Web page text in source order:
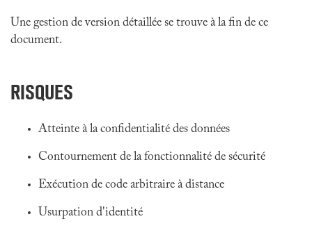
Une gestion de version détaillée se trouve à la fin de ce
document.
RISQUES
Atteinte à la confidentialité des données
Contournement de la fonctionnalité de sécurité
Exécution de code arbitraire à distance
Usurpation d'identité